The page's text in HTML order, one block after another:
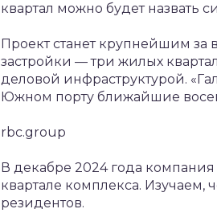
квартал можно будет назвать
Проект станет крупнейшим за
застройки — три жилых
деловой инфраструктурой.
Южном порту ближайшие
rbc.group
В декабре 2024 года
квартале комплекса.
резидентов.